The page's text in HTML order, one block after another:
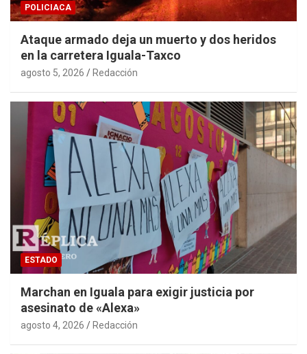
POLICIACA
Ataque armado deja un muerto y dos heridos
en la carretera Iguala-Taxco
agosto 5, 2026 Redacción
ESTADO
Marchan en Iguala para exigir justicia por
asesinato de «Alexa»
agosto 4, 2026 Redacción